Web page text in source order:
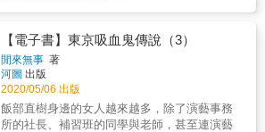
&hellip;&hellip;
【電子書】東京吸血鬼傳說（3）
閒來無事 著
河圖 出版
2020/05/06 出版
飯部直樹身邊的女人越來越多，除了演藝事務
所的社長、補習班的同學與老師，甚至連演藝